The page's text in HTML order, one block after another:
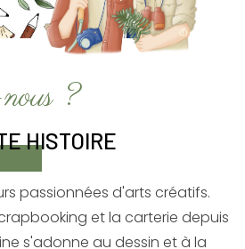
?
HISTOIRE
passionnées d'arts créatifs.
et la carterie depuis
s'adonne au dessin et à la